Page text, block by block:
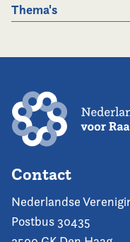
Thema's
Contact
Nederlandse
Postbus 30435